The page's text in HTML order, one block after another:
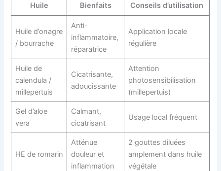
Huile Bienfaits Conseils d’utilisation
Huile d’onagre
/ bourrache
Anti-
inflammatoire,
réparatrice
Application locale
régulière
Huile de
calendula /
millepertuis
Cicatrisante,
adoucissante
Attention
photosensibilisation
(millepertuis)
Gel d’aloe
vera
Calmant,
cicatrisant
Usage local fréquent
HE de romarin
Atténue
douleur et
inflammation
2 gouttes diluées
amplement dans huile
végétale